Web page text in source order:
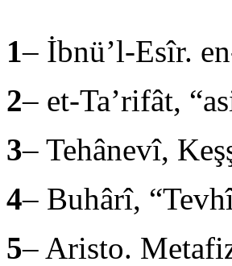
1– İbnü’l-Esîr.
2– et-Ta’rifât,
3– Tehânevî,
4– Buhârî,
5– Aristo.